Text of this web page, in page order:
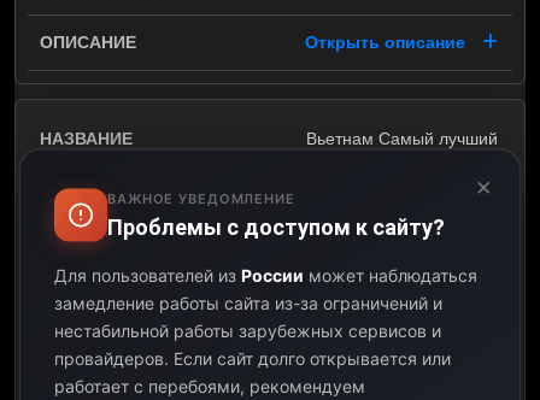
Открыть описание
Вьетнам Самый лучший
за реальные деньги
×
ВАЖНОЕ УВЕДОМЛЕНИЕ
Проблемы с доступом к сайту?
Для пользователей из России может наблюдаться
замедление работы сайта из-за ограничений и
нестабильной работы зарубежных сервисов и
провайдеров. Если сайт долго открывается или
работает с перебоями, рекомендуем